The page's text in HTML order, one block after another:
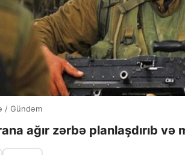
/ Gündəm
ağır zərbə planlaşdırıb və